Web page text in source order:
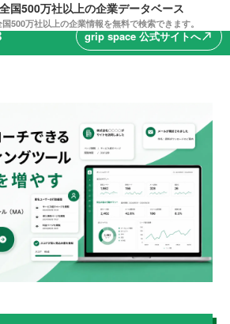
国500万社以上の企業データベース
500万社以上の企業情報を無料で検索できます。
grip space 公式サイトへnorth_east